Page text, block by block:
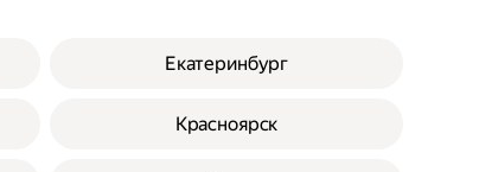
Екатеринбург
Красноярск